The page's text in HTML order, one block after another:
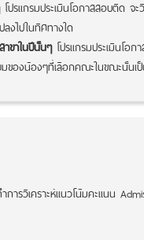
โปรแกรมประเมินโอกาสสอบติด จะ
ลงไปในทิศทางใด
ขาในปีนั้นๆโปรแกรมประเมินโอ
องน้องๆที่เลือกคณะในขณะนั้นเป็
การวิเคราะห์แนวโน้มคะแนน